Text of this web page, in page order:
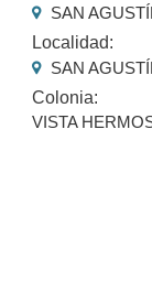
SAN
Localidad:
SAN
Colonia:
VISTA